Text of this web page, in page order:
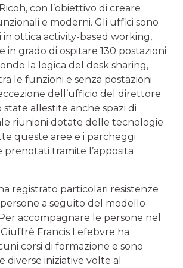
con l’obiettivo di creare
e moderni. Gli uffici sono
ottica activity-based working,
in grado di ospitare 130 postazioni
la logica del desk sharing,
le funzioni e senza postazioni
dell’ufficio del direttore
state allestite anche spazi di
riunioni dotate delle tecnologie
queste aree e i parcheggi
prenotati tramite l’apposita
registrato particolari resistenze
a seguito del modello
accompagnare le persone nel
Francis Lefebvre ha
corsi di formazione e sono
iniziative volte al